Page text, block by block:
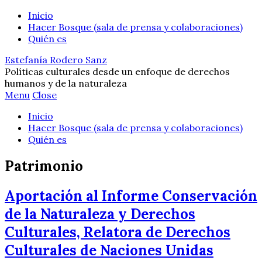
Inicio
Hacer Bosque (sala de prensa y colaboraciones)
Quién es
Estefanía Rodero Sanz
Políticas culturales desde un enfoque de derechos
humanos y de la naturaleza
Menu Close
Inicio
Hacer Bosque (sala de prensa y colaboraciones)
Quién es
Patrimonio
Aportación al Informe Conservación
de la Naturaleza y Derechos
Culturales, Relatora de Derechos
Culturales de Naciones Unidas